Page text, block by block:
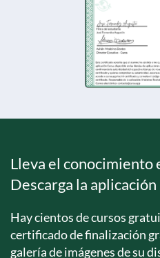
Lleva el conocimiento
Descarga la aplicación
Hay cientos de cursos
certificado de finalización
galería de imágenes de su